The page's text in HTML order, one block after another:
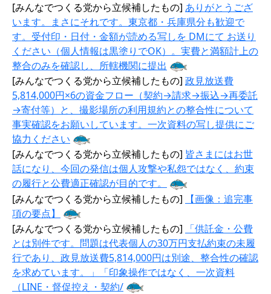
[みんなでつくる党から立候補したもの] ありがとうござ
います。まさにそれです。東京都・兵庫県分も歓迎で
す。受付印・日付・金額が読める写しを DMにて お送り
ください（個人情報は黒塗りでOK）。実費と満額計上の
整合のみを確認し、所轄機関に提出
[みんなでつくる党から立候補したもの] 政見放送費
5,814,000円×6の資金フロー（契約→請求→振込→再委託
→寄付等）と、撮影場所の利用規約との整合性について
事実確認をお願いしています。一次資料の写し提供にご
協力ください
[みんなでつくる党から立候補したもの] 皆さまにはお世
話になり、今回の発信は個人攻撃や私怨ではなく、約束
の履行と公費適正確認が目的です。
[みんなでつくる党から立候補したもの]
【画像：追完事
項の要点】
[みんなでつくる党から立候補したもの]
「供託金・公費
とは別件です。問題は代表個人の30万円支払約束の未履
行であり、政見放送費5,814,000円は別途、整合性の確認
を求めています。」「印象操作ではなく、一次資料
（LINE・督促控え・契約/